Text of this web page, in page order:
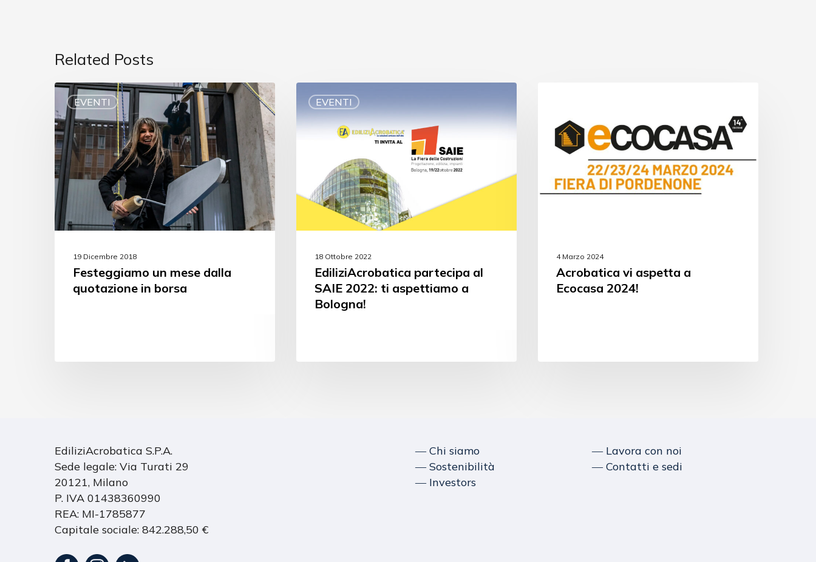
Related Posts
EVENTI
19 Dicembre 2018
Festeggiamo un mese dalla
quotazione in borsa
EVENTI
18 Ottobre 2022
EdiliziAcrobatica partecipa al
SAIE 2022: ti aspettiamo a
Bologna!
4 Marzo 2024
Acrobatica vi aspetta a
Ecocasa 2024!
EdiliziAcrobatica S.P.A.
Sede legale: Via Turati 29
20121, Milano
P. IVA 01438360990
REA: MI-1785877
Capitale sociale: 842.288,50 €
― Chi siamo
― Sostenibilità
― Investors
― Lavora con noi
― Contatti e sedi